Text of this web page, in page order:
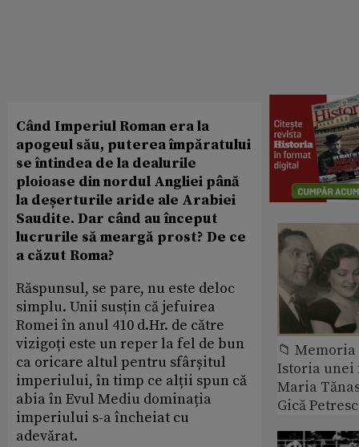
Când Imperiul Roman era la
apogeul său, puterea împăratului
se întindea de la dealurile
ploioase din nordul Angliei până
la deșerturile aride ale Arabiei
Saudite. Dar când au început
lucrurile să meargă prost? De ce
a căzut Roma?
Răspunsul, se pare, nu este deloc
simplu. Unii susțin că jefuirea
Romei în anul 410 d.Hr. de către
vizigoți este un reper la fel de bun
ca oricare altul pentru sfârșitul
imperiului, în timp ce alții spun că
abia în Evul Mediu dominația
imperiului s-a încheiat cu
adevărat.
📁
Istoria
Maria
Gică